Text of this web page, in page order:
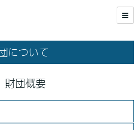
について
財団概要